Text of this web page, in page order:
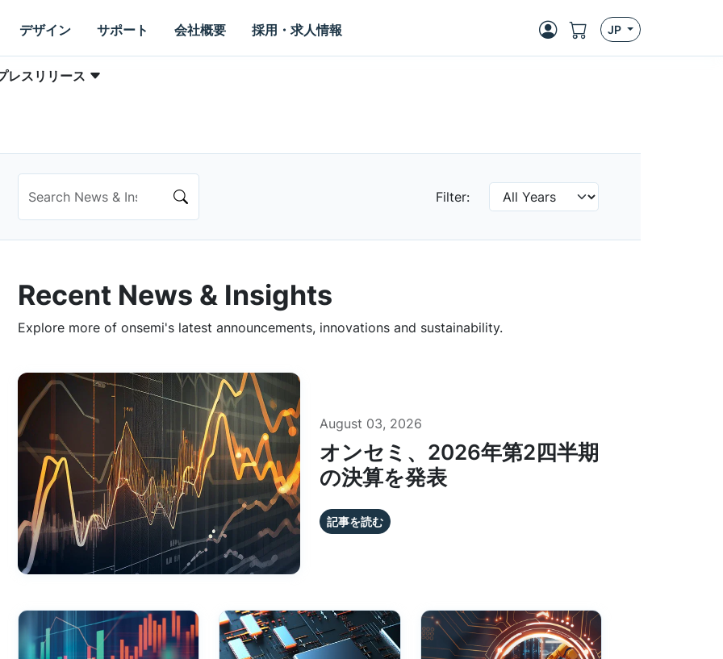
デザイン サポート 会社概要 採用・求人情報 JP
レスリリース
Filter:
Recent News & Insights
Explore more of onsemi's latest announcements, innovations and sustainability.
August 03, 2026
オンセミ、2026年第2四半期
の決算を発表
記事を読む